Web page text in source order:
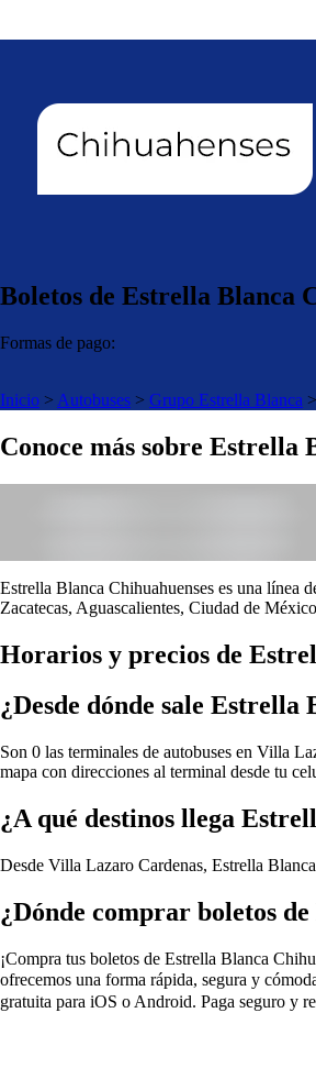
Boletos de Estrella Blanca
Formas de pago:
Inicio > Autobuses > Grupo Estrella Blanca >
Conoce más sobre Estrella
Estrella Blanca Chihuahuenses es una línea
Zacatecas, Aguascalientes, Ciudad de
Horarios y precios de
¿Desde dónde sale
Son 0 las terminales de autobuses en Villa
mapa con direcciones al terminal desde tu
¿A qué destinos llega
Desde Villa Lazaro Cardenas, Estrella
¿Dónde comprar boletos
¡Compra tus boletos de Estrella Blanca
ofrecemos una forma rápida, segura y
gratuita para iOS o Android. Paga seguro y